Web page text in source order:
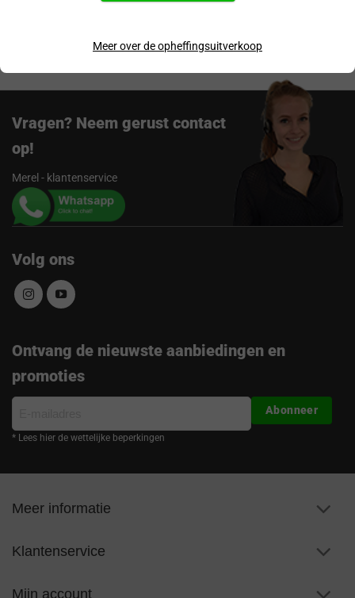
Vragen? Neem gerust contact
op!
Merel - klantenservice
Volg ons
Ontvang de nieuwste aanbiedingen en
promoties
mailadres
* Lees hier de wettelijke beperkingen
Abonneer
Meer informatie
Klantenservice
Mijn account
Meer over de opheffingsuitverkoop